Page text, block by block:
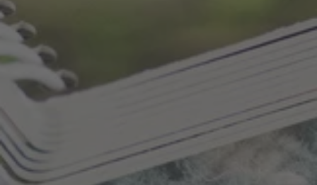
Grâce à la reliure spirale de haute qualité composé
de matériaux certifiés inoffensifs pour la santé des
tout-petits, les enfants peuvent très facilement
tourner les pages très épaisses et ainsi exercer